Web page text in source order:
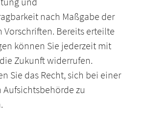
nach Maßgabe der
Vorschriften. Bereits erteilte
können Sie jederzeit mit
Zukunft widerrufen.
Sie das Recht, sich bei einer
zu